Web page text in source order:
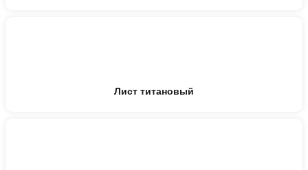
Лист титановый